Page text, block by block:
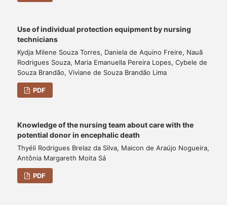
Use of individual protection equipment by nursing
technicians
Kydja Milene Souza Torres, Daniela de Aquino Freire, Nauã
Rodrigues Souza, Maria Emanuella Pereira Lopes, Cybele de
Souza Brandão, Viviane de Souza Brandão Lima
PDF
Knowledge of the nursing team about care with the
potential donor in encephalic death
Thyéli Rodrigues Brelaz da Silva, Maicon de Araújo Nogueira,
Antônia Margareth Moita Sá
PDF